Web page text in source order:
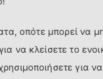
οπότε μπορεί να
να κλείσετε το
για